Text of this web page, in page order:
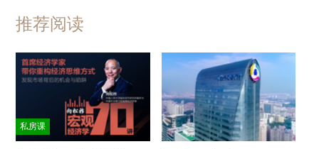
推荐阅读
私房课